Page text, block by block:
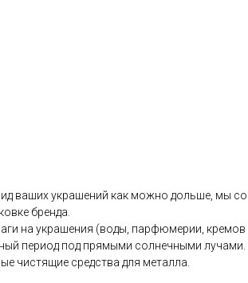
ваших украшений как можно дольше, мы
бренда.
на украшения (воды, парфюмерии, кремов
период под прямыми солнечными лучами.
чистящие средства для металла.